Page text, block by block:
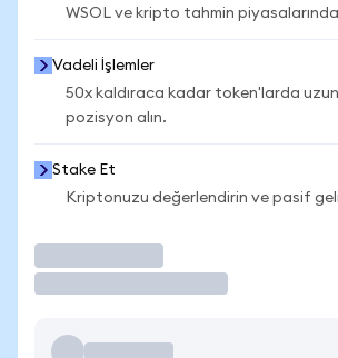
WSOL ve kripto tahmin piyasalarında
Vadeli İşlemler
50x kaldıraca kadar token'larda uzun
pozisyon alın.
Stake Et
Kriptonuzu değerlendirin ve pasif